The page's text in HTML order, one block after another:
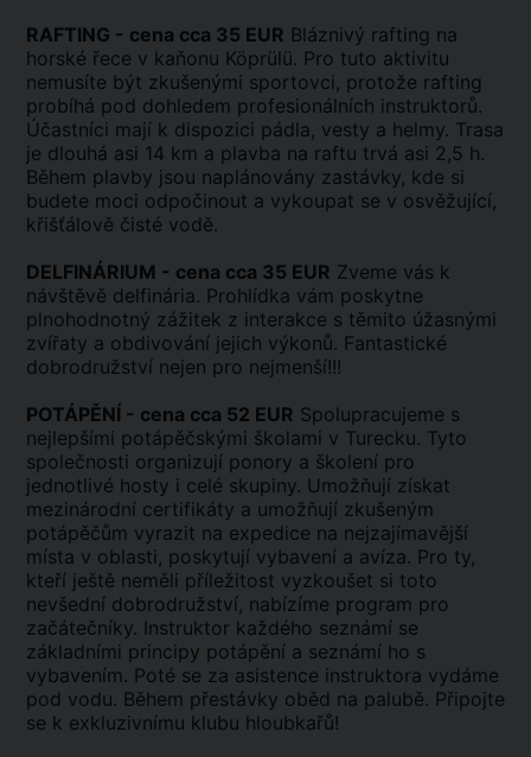
RAFTING - cena cca 35 EUR Bláznivý rafting na
horské řece v kaňonu Köprülü. Pro tuto aktivitu
nemusíte být zkušenými sportovci, protože rafting
probíhá pod dohledem profesionálních instruktorů.
Účastníci mají k dispozici pádla, vesty a helmy. Trasa
je dlouhá asi 14 km a plavba na raftu trvá asi 2,5 h.
Během plavby jsou naplánovány zastávky, kde si
budete moci odpočinout a vykoupat se v osvěžující,
křišťálově čisté vodě.
DELFINÁRIUM - cena cca 35 EUR Zveme vás k
návštěvě delfinária. Prohlídka vám poskytne
plnohodnotný zážitek z interakce s těmito úžasnými
zvířaty a obdivování jejich výkonů. Fantastické
dobrodružství nejen pro nejmenší!!!
POTÁPĚNÍ - cena cca 52 EUR Spolupracujeme s
nejlepšími potápěčskými školami v Turecku. Tyto
společnosti organizují ponory a školení pro
jednotlivé hosty i celé skupiny. Umožňují získat
mezinárodní certifikáty a umožňují zkušeným
potápěčům vyrazit na expedice na nejzajímavější
místa v oblasti, poskytují vybavení a avíza. Pro ty,
kteří ještě neměli příležitost vyzkoušet si toto
nevšední dobrodružství, nabízíme program pro
začátečníky. Instruktor každého seznámí se
základními principy potápění a seznámí ho s
vybavením. Poté se za asistence instruktora vydáme
pod vodu. Během přestávky oběd na palubě. Připojte
se k exkluzivnímu klubu hloubkařů!